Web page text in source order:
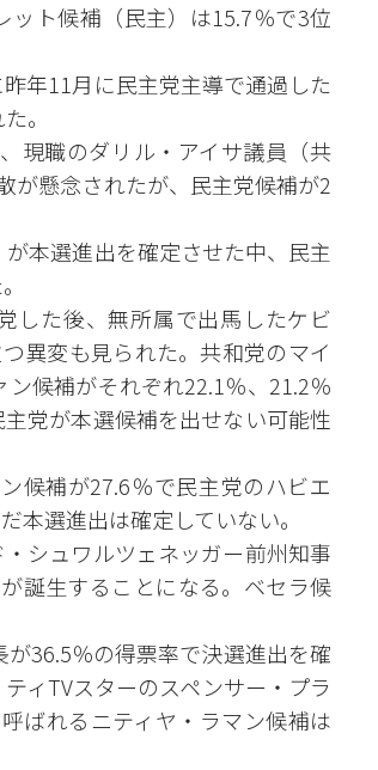
ト候補（民主）は15.7％で3位
年11月に民主党主導で通過した
。
現職のダリル・アイサ議員（共
が懸念されたが、民主党候補が2
本選進出を確定させた中、民主
した後、無所属で出馬したケビ
異変も見られた。共和党のマイ
候補がそれぞれ22.1％、21.2％
党が本選候補を出せない可能性
候補が27.6％で民主党のハビエ
本選進出は確定していない。
シュワルツェネッガー前州知事
誕生することになる。ベセラ候
36.5％の得票率で決選進出を確
ィTVスターのスペンサー・プラ
ばれるニティヤ・ラマン候補は